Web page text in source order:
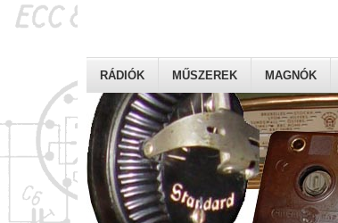
RÁDIÓK MŰSZEREK MAGNÓK